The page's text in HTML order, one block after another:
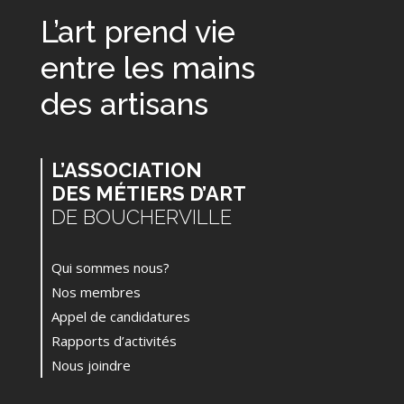
L’art prend vie
entre les mains
des artisans
L’ASSOCIATION
DES MÉTIERS D’ART
DE BOUCHERVILLE
Qui sommes nous?
Nos membres
Appel de candidatures
Rapports d’activités
Nous joindre